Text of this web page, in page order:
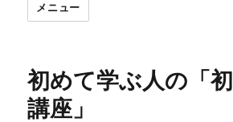
メニュー
初めて学ぶ人の「
講座」